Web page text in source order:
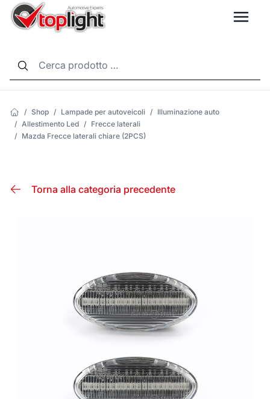
/ Shop / Lampade per autoveicoli / Illuminazione auto
/ Allestimento Led / Frecce laterali
/ Mazda Frecce laterali chiare (2PCS)
Torna alla categoria precedente